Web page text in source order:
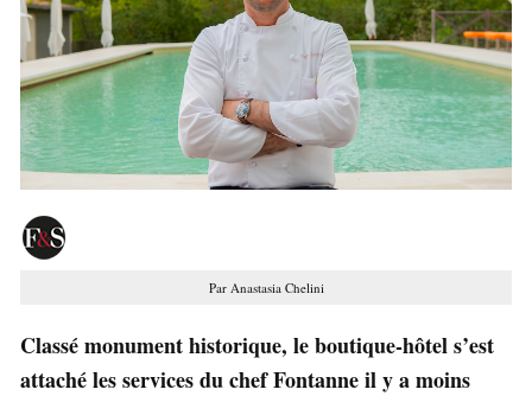
Par Anastasia Chelini
Classé monument historique, le boutique-hôtel s’est
attaché les services du chef Fontanne il y a moins